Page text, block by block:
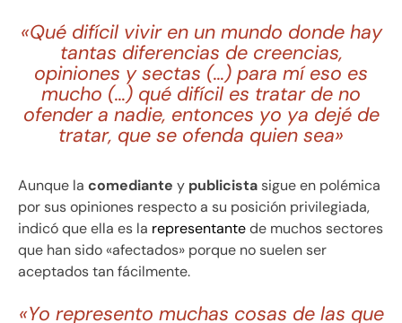
«Qué difícil vivir en un mundo donde hay
tantas diferencias de creencias,
opiniones y sectas (…) para mí eso es
mucho (…) qué difícil es tratar de no
ofender a nadie, entonces yo ya dejé de
tratar, que se ofenda quien sea»
Aunque la comediante y publicistasigue en polémica
por sus opiniones respecto a su posición privilegiada,
indicó que ella es la representantede muchos sectores
que han sido «afectados» porque no suelen ser
aceptados tan fácilmente.
«Yo represento muchas cosas de las que